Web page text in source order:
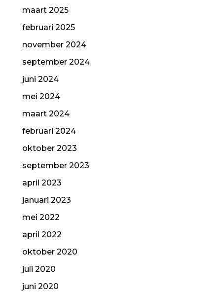
maart 2025
februari 2025
november 2024
september 2024
juni 2024
mei 2024
maart 2024
februari 2024
oktober 2023
september 2023
april 2023
januari 2023
mei 2022
april 2022
oktober 2020
juli 2020
juni 2020